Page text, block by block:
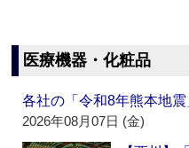
医療機器・化粧品
各社の「令和8年熊本地
2026年08月07日 (金)